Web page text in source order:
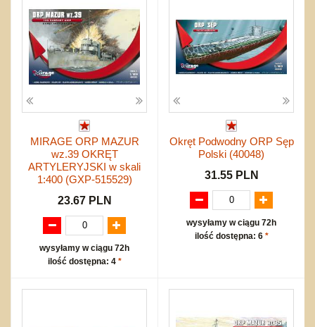
MIRAGE ORP MAZUR
wz.39 OKRĘT
ARTYLERYJSKI w skali
1:400 (GXP-515529)
23.67 PLN
wysyłamy w ciągu 72h
ilość dostępna: 4 *
Okręt Podwodny ORP Sęp
Polski (40048)
31.55 PLN
wysyłamy w ciągu 72h
ilość dostępna: 6 *